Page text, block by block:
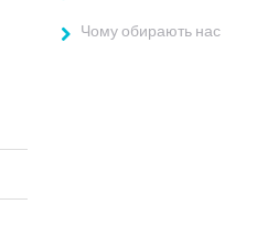
Чому обирають нас